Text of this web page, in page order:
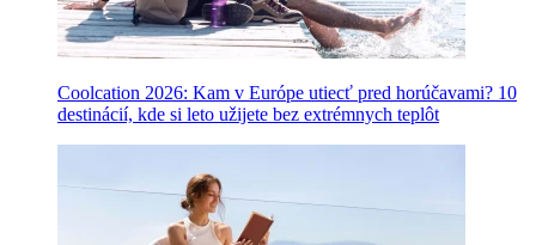
Coolcation 2026: Kam v Európe utiecť pred horúčavami? 10
destinácií, kde si leto užijete bez extrémnych teplôt